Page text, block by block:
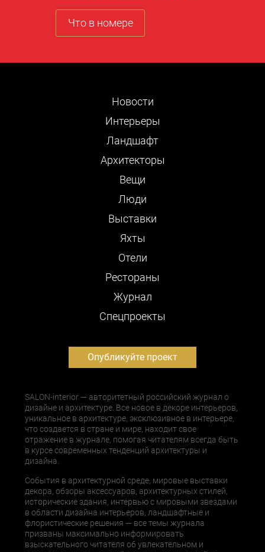
Что в номере
Новости
Интерьеры
Ландшафт
Архитекторы
Вещи
Люди
Выставки
Яхты
Отели
Рестораны
Журнал
Cпецпроекты
Опубликуйте проект
SALON-interior — авторитетный российский журнал о
дизайне и архитектуре. Все новое в декоре интерьеров,
уникальное в архитектуре, эксклюзивное в интерьере,
что создается в стране и мире, находит свое
отражение в журнале, помогая читателям всегда быть
в курсе современных тенденций архитектуры и
дизайна.
События в архитектурной среде, мировые выставки
декора, обзоры аксессуаров, архитектурных стилей,
исторические здания, интервью с мировыми звездами
в области дизайна интерьеров, ландшафтные и
флористические решения — все темы журнала
призваны максимально информировать
взыскательного читателя об увлекательном и